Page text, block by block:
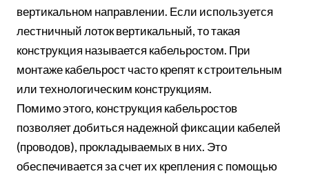
вертикальном направлении. Если используется
лестничный лоток вертикальный, то такая
конструкция называется кабельростом. При
монтаже кабельрост часто крепят к строительным
или технологическим конструкциям.
Помимо этого, конструкция кабельростов
позволяет добиться надежной фиксации кабелей
(проводов), прокладываемых в них. Это
обеспечивается за счет их крепления с помощью